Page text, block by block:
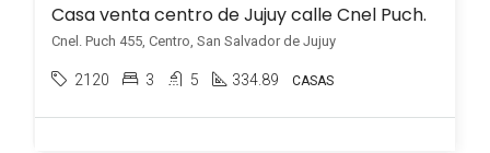
Casa venta centro de Jujuy calle Cnel Puch.
Cnel. Puch 455, Centro, San Salvador de Jujuy
2120 3 5 334.89 CASAS